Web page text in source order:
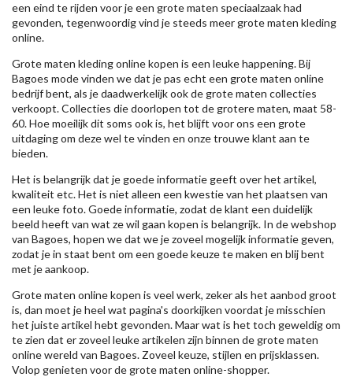
een eind te rijden voor je een grote maten speciaalzaak had
gevonden, tegenwoordig vind je steeds meer grote maten kleding
online.
Grote maten kleding online kopen is een leuke happening. Bij
Bagoes mode vinden we dat je pas echt een grote maten online
bedrijf bent, als je daadwerkelijk ook de grote maten collecties
verkoopt. Collecties die doorlopen tot de grotere maten, maat 58-
60. Hoe moeilijk dit soms ook is, het blijft voor ons een grote
uitdaging om deze wel te vinden en onze trouwe klant aan te
bieden.
Het is belangrijk dat je goede informatie geeft over het artikel,
kwaliteit etc. Het is niet alleen een kwestie van het plaatsen van
een leuke foto. Goede informatie, zodat de klant een duidelijk
beeld heeft van wat ze wil gaan kopen is belangrijk. In de webshop
van Bagoes, hopen we dat we je zoveel mogelijk informatie geven,
zodat je in staat bent om een goede keuze te maken en blij bent
met je aankoop.
Grote maten online kopen is veel werk, zeker als het aanbod groot
is, dan moet je heel wat pagina's doorkijken voordat je misschien
het juiste artikel hebt gevonden. Maar wat is het toch geweldig om
te zien dat er zoveel leuke artikelen zijn binnen de grote maten
online wereld van Bagoes. Zoveel keuze, stijlen en prijsklassen.
Volop genieten voor de grote maten online-shopper.